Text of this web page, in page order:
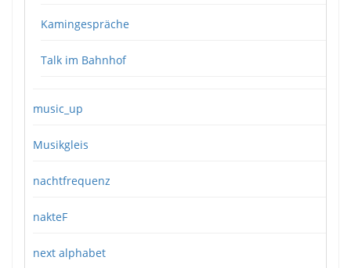
Kamingespräche
Talk im Bahnhof
music_up
Musikgleis
nachtfrequenz
nakteF
next alphabet